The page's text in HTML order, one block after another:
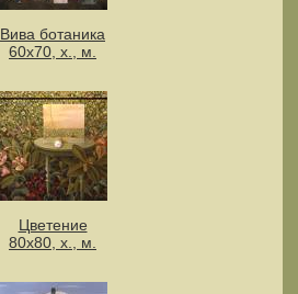
Вива ботаника
60х70, х., м.
Цветение
80х80, х., м.